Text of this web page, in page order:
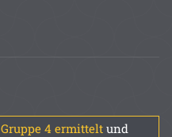
Gruppe 4 ermittelt und